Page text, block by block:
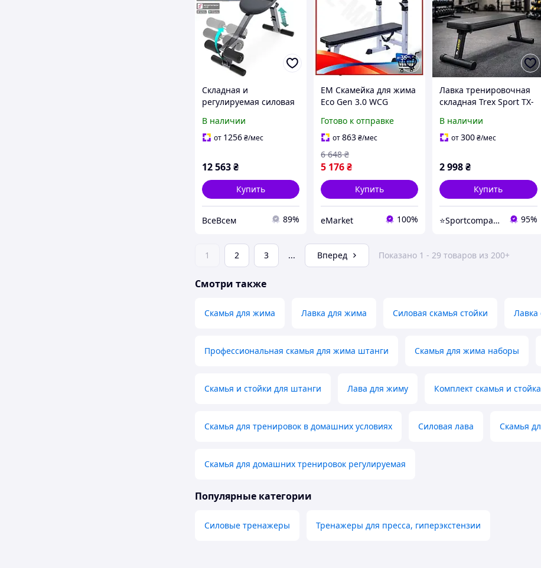
Складная и
регулируемая силовая
для домашнего
использования
спины и сгибания ног
В наличии
от 1256₴/мес
12 563₴
Купить
ВсеВсем 89%
EM Скамейка для жима
Eco Gen 3.0 WCG
скамья для пресса
брусья для домашнего
использов MAR_K
Готово к отправке
от863₴/мес
5 176₴
6 648 ₴
Купить
eMarket 100%
Лавка тренировочная
складная Trex Sport TX-
для дома до 120 кг
В наличии
от300₴/мес
2 998₴
Купить
⭐️Sportcompany⭐️ Інтернет магазин спортивних товарів⭐️ 95%
1 2 3 ... Вперед Показано 1 - 29 товаров из 200+
Смотри также
Скамья для жима Лавка для жима Силовая скамья стойки Лавка
Профессиональная скамья для жима штанги Скамья для жима наборы
Скамья и стойки для штанги Лава для жиму Комплект скамья и стойка
Скамья для тренировок в домашних условиях Силовая лава Скамья
Скамья для домашних тренировок регулируемая
Популярные категории
Силовые тренажеры Тренажеры для пресса, гиперэкстензии